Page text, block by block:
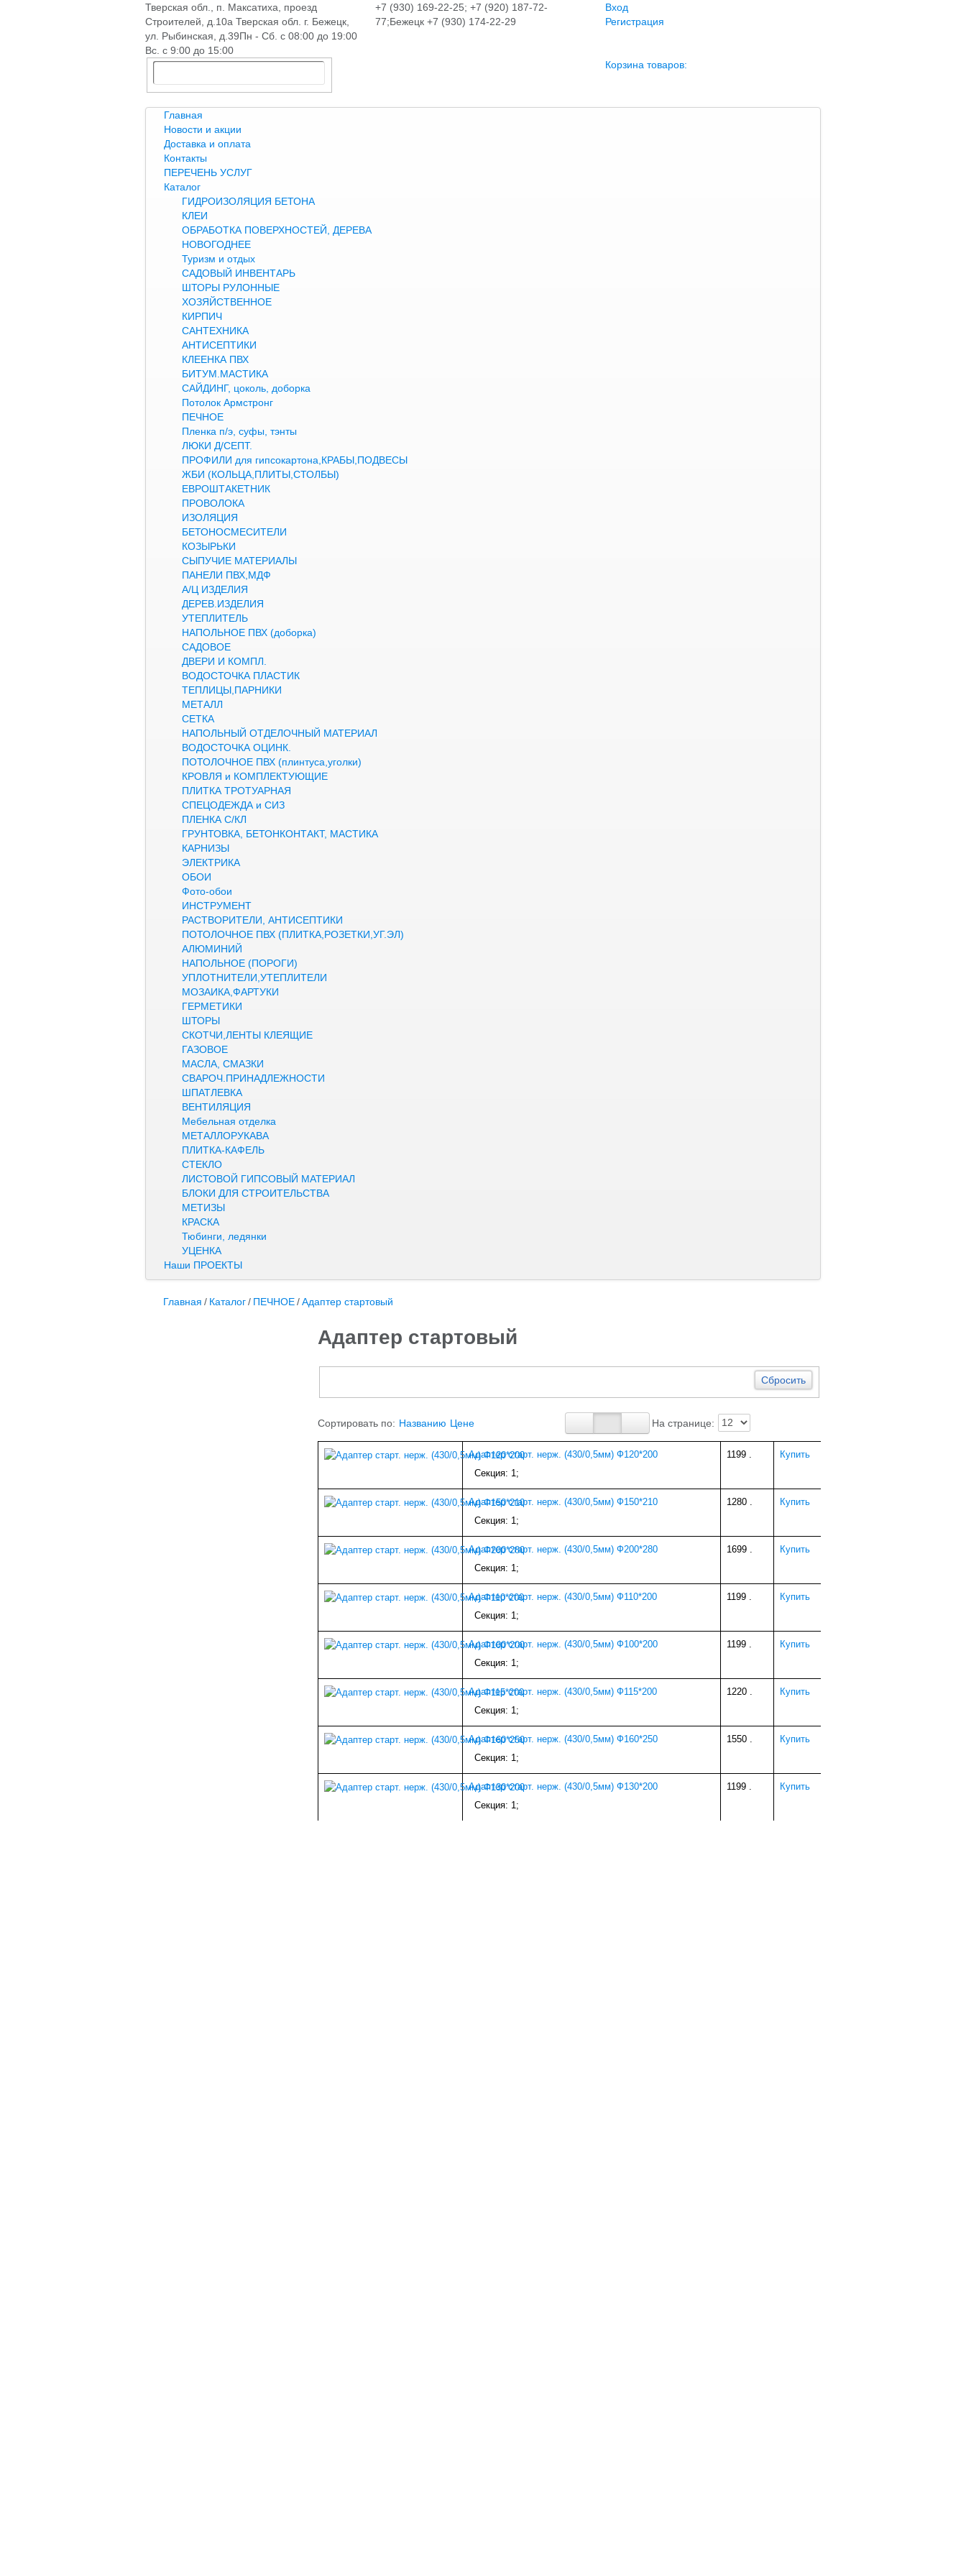
Тверская обл., п. Максатиха, проезд
Строителей, д.10а Тверская обл. г. Бежецк,
ул. Рыбинская, д.39Пн - Сб. с 08:00 до 19:00
Вс. с 9:00 до 15:00
+7 (930) 169-22-25; +7 (920) 187-72-
77;Бежецк +7 (930) 174-22-29
Вход
Регистрация
Корзина товаров:
Главная
Новости и акции
Доставка и оплата
Контакты
ПЕРЕЧЕНЬ УСЛУГ
Каталог
ГИДРОИЗОЛЯЦИЯ БЕТОНА
КЛЕИ
ОБРАБОТКА ПОВЕРХНОСТЕЙ, ДЕРЕВА
НОВОГОДНЕЕ
Туризм и отдых
САДОВЫЙ ИНВЕНТАРЬ
ШТОРЫ РУЛОННЫЕ
ХОЗЯЙСТВЕННОЕ
КИРПИЧ
САНТЕХНИКА
АНТИСЕПТИКИ
КЛЕЕНКА ПВХ
БИТУМ.МАСТИКА
САЙДИНГ, цоколь, доборка
Потолок Армстронг
ПЕЧНОЕ
Пленка п/э, суфы, тэнты
ЛЮКИ Д/СЕПТ.
ПРОФИЛИ для гипсокартона,КРАБЫ,ПОДВЕСЫ
ЖБИ (КОЛЬЦА,ПЛИТЫ,СТОЛБЫ)
ЕВРОШТАКЕТНИК
ПРОВОЛОКА
ИЗОЛЯЦИЯ
БЕТОНОСМЕСИТЕЛИ
КОЗЫРЬКИ
СЫПУЧИЕ МАТЕРИАЛЫ
ПАНЕЛИ ПВХ,МДФ
А/Ц ИЗДЕЛИЯ
ДЕРЕВ.ИЗДЕЛИЯ
УТЕПЛИТЕЛЬ
НАПОЛЬНОЕ ПВХ (доборка)
САДОВОЕ
ДВЕРИ И КОМПЛ.
ВОДОСТОЧКА ПЛАСТИК
ТЕПЛИЦЫ,ПАРНИКИ
МЕТАЛЛ
СЕТКА
НАПОЛЬНЫЙ ОТДЕЛОЧНЫЙ МАТЕРИАЛ
ВОДОСТОЧКА ОЦИНК.
ПОТОЛОЧНОЕ ПВХ (плинтуса,уголки)
КРОВЛЯ и КОМПЛЕКТУЮЩИЕ
ПЛИТКА ТРОТУАРНАЯ
СПЕЦОДЕЖДА и СИЗ
ПЛЕНКА С/КЛ
ГРУНТОВКА, БЕТОНКОНТАКТ, МАСТИКА
КАРНИЗЫ
ЭЛЕКТРИКА
ОБОИ
Фото-обои
ИНСТРУМЕНТ
РАСТВОРИТЕЛИ, АНТИСЕПТИКИ
ПОТОЛОЧНОЕ ПВХ (ПЛИТКА,РОЗЕТКИ,УГ.ЭЛ)
АЛЮМИНИЙ
НАПОЛЬНОЕ (ПОРОГИ)
УПЛОТНИТЕЛИ,УТЕПЛИТЕЛИ
МОЗАИКА,ФАРТУКИ
ГЕРМЕТИКИ
ШТОРЫ
СКОТЧИ,ЛЕНТЫ КЛЕЯЩИЕ
ГАЗОВОЕ
МАСЛА, СМАЗКИ
СВАРОЧ.ПРИНАДЛЕЖНОСТИ
ШПАТЛЕВКА
ВЕНТИЛЯЦИЯ
Мебельная отделка
МЕТАЛЛОРУКАВА
ПЛИТКА-КАФЕЛЬ
СТЕКЛО
ЛИСТОВОЙ ГИПСОВЫЙ МАТЕРИАЛ
БЛОКИ ДЛЯ СТРОИТЕЛЬСТВА
МЕТИЗЫ
КРАСКА
Тюбинги, ледянки
УЦЕНКА
Наши ПРОЕКТЫ
Главная / Каталог/ ПЕЧНОЕ/Адаптер стартовый
Адаптер стартовый
Сбросить
Сортировать по: Названию Цене На странице:
Адаптер старт. нерж. (430/0,5мм) Ф120*200
Секция: 1;
1199 . Купить
Адаптер старт. нерж. (430/0,5мм) Ф150*210
Секция: 1;
1280 . Купить
Адаптер старт. нерж. (430/0,5мм) Ф200*280
Секция: 1;
1699 . Купить
Адаптер старт. нерж. (430/0,5мм) Ф110*200
Секция: 1;
1199 . Купить
Адаптер старт. нерж. (430/0,5мм) Ф100*200
Секция: 1;
1199 . Купить
Адаптер старт. нерж. (430/0,5мм) Ф115*200
Секция: 1;
1220 . Купить
Адаптер старт. нерж. (430/0,5мм) Ф160*250
Секция: 1;
1550 . Купить
Адаптер старт. нерж. (430/0,5мм) Ф130*200
Секция: 1;
1199 . Купить